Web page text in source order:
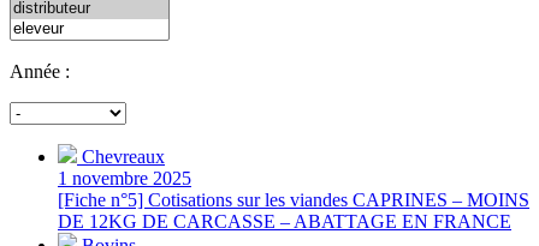
Année :
Chevreaux
1 novembre 2025
[Fiche n°5] Cotisations sur les viandes CAPRINES – MOINS
DE 12KG DE CARCASSE – ABATTAGE EN FRANCE